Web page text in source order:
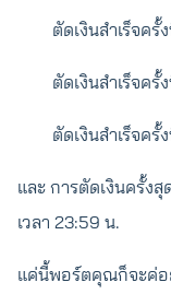
ตัดเงินสำเร็จครั้ง
ตัดเงินสำเร็จครั้ง
ตัดเงินสำเร็จครั้ง
และ การตัดเงินครั้ง
เวลา 23:59 น.
แค่นี้พอร์ตคุณก็จะค่อ